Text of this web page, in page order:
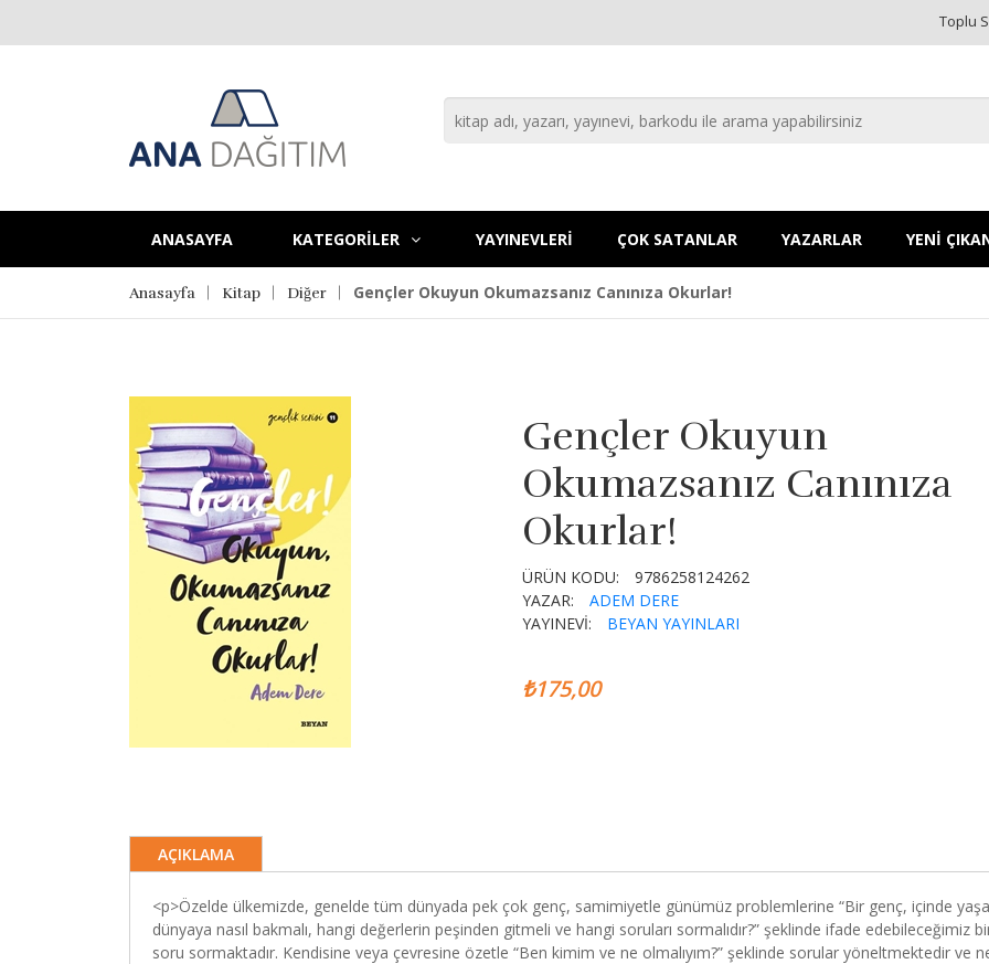
Toplu
ANASAYFA KATEGORİLER YAYINEVLERİ ÇOK SATANLAR YAZARLAR YENİ
Anasayfa Kitap Diğer Gençler Okuyun Okumazsanız Canınıza Okurlar!
Gençler Okuyun
Okumazsanız Canınıza
Okurlar!
ÜRÜN KODU:
9786258124262
YAZAR:
ADEM DERE
YAYINEVİ:
BEYAN YAYINLARI
₺175,00
AÇIKLAMA
<p>Özelde ülkemizde, genelde tüm dünyada pek çok genç, samimiyetle günümüz problemlerine “Bir genç, içinde
dünyaya nasıl bakmalı, hangi değerlerin peşinden gitmeli ve hangi soruları sormalıdır?” şeklinde ifade edebileceğimiz
soru sormaktadır. Kendisine veya çevresine özetle “Ben kimim ve ne olmalıyım?” şeklinde sorular yöneltmektedir ve